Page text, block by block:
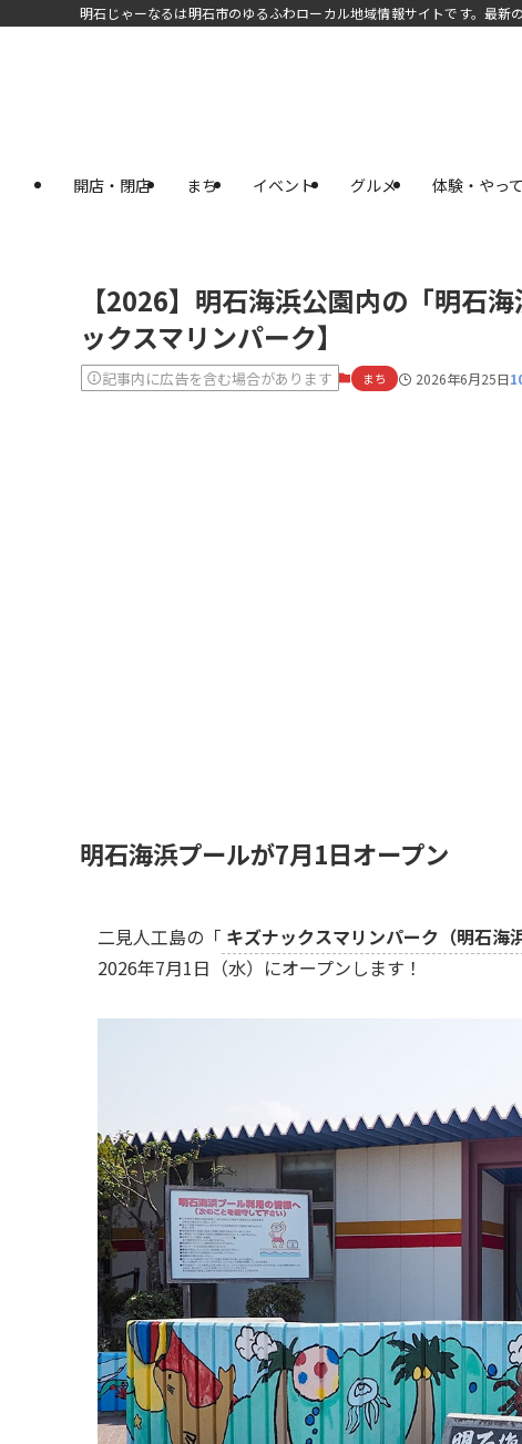
明石じゃーなるは明石市のゆるふわローカル地域情報サイトです。最新
開店・閉店 まち イベント グルメ 体験・やっ
【2026】明石海浜公園内の「明石
ックスマリンパーク】
記事内に広告を含む場合があります まち 2026年6月25日
明石海浜プールが7月1日オープン
二見人工島の「 キズナックスマリンパーク（明石海
2026年7月1日（水）にオープンします！